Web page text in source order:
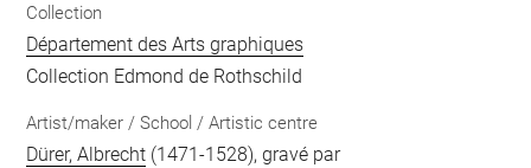
Collection
Département des Arts graphiques
Collection Edmond de Rothschild
Artist/maker / School / Artistic centre
Dürer, Albrecht (1471-1528), gravé par